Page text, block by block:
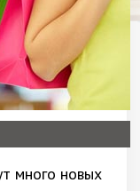
много новых